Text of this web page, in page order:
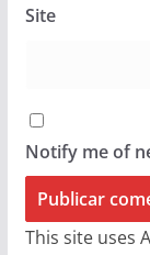
Site
Notify me of
This site uses